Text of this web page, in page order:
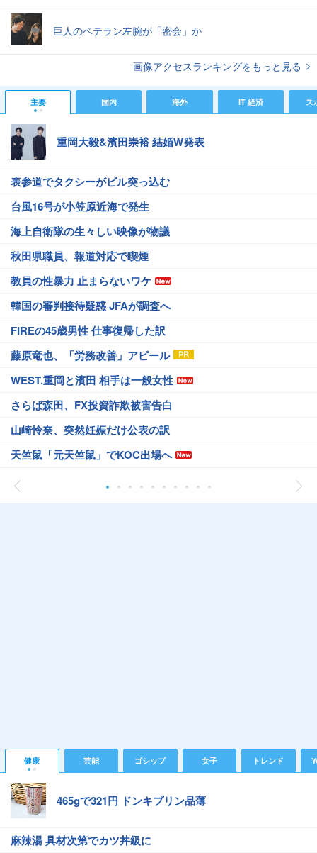
巨人のベテラン左腕が「密会」か
画像アクセスランキングをもっと見る
主要 国内 海外 IT 経済 ス
重岡大毅&濱田崇裕 結婚W発表
表参道でタクシーがビル突っ込む
台風16号が小笠原近海で発生
海上自衛隊の生々しい映像が物議
秋田県職員、報道対応で喫煙
教員の性暴力 止まらないワケ
韓国の審判接待疑惑 JFAが調査へ
FIREの45歳男性 仕事復帰した訳
藤原竜也、「労務改善」アピール
WEST.重岡と濱田 相手は一般女性
さらば森田、FX投資詐欺被害告白
山崎怜奈、突然妊娠だけ公表の訳
天竺鼠「元天竺鼠」でKOC出場へ
健康 芸能 ゴシップ 女子 トレンド
465gで321円 ドンキプリン品薄
麻辣湯 具材次第でカツ丼級に